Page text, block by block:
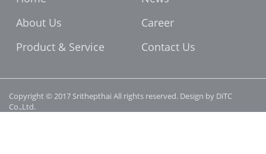
About Us
Product & Service
Career
Contact Us
Copyright © 2017 Srithepthai All rights reserved. Design by DiTC
Co.,Ltd.